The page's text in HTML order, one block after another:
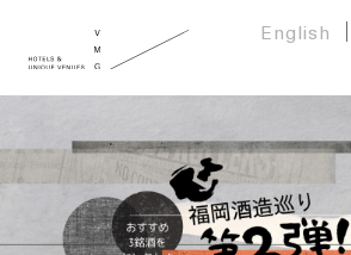
English